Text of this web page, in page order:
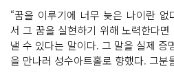
“꿈을 이루기에 너무 늦은 나이란 없
서 그 꿈을 실현하기 위해 노력한다
낼 수 있다는 말이다. 그 말을 실제 증
을 만나러 성수아트홀로 향했다. 그분